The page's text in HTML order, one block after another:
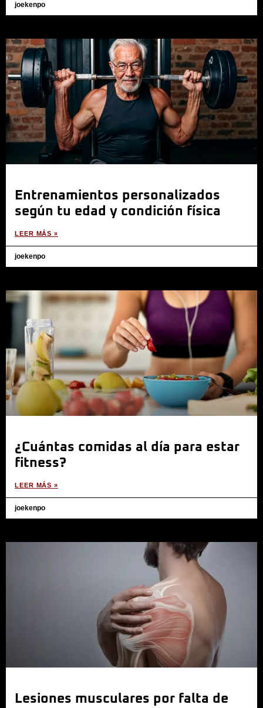
joekenpo
Entrenamientos personalizados
según tu edad y condición física
LEER MÁS »
joekenpo
¿Cuántas comidas al día para estar
fitness?
LEER MÁS »
joekenpo
Lesiones musculares por falta de